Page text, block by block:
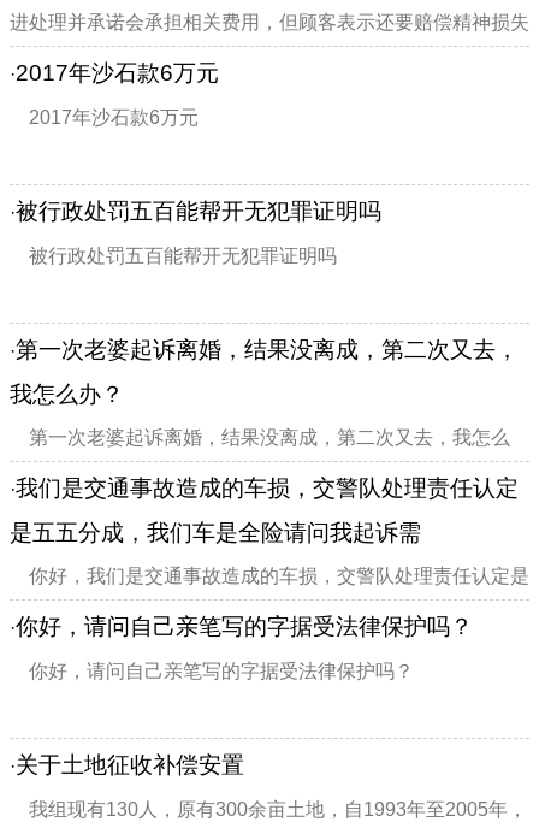
进处理并承诺会承担相关费用，但顾客表示还要赔偿精神损失
费，请问这有法律依据吗？
·2017年沙石款6万元
2017年沙石款6万元
·被行政处罚五百能帮开无犯罪证明吗
被行政处罚五百能帮开无犯罪证明吗
·第一次老婆起诉离婚，结果没离成，第二次又去，
我怎么办？
第一次老婆起诉离婚，结果没离成，第二次又去，我怎么
办？
·我们是交通事故造成的车损，交警队处理责任认定
是五五分成，我们车是全险请问我起诉需
你好，我们是交通事故造成的车损，交警队处理责任认定是
五五分成，我们车是全险，对方的车只有一个交强险，我们的
车维修费用是三万，可是对方拒不给我维修费用的一半，请问
·你好，请问自己亲笔写的字据受法律保护吗？
你好，请问自己亲笔写的字据受法律保护吗？
·关于土地征收补偿安置
我组现有130人，原有300余亩土地，自1993年至2005年，